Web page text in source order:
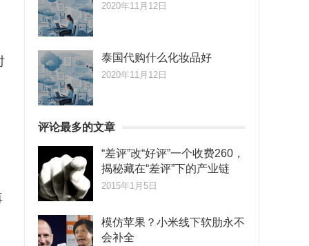
2020年11月12日
泰国代购什么化妆品好
2020年11月12日
评论最多的文章
“差评”改“好评”一个收费260，
揭秘藏在“差评”下的产业链
2015年1月5日
模仿苹果？小米线下软肋永不
会补全